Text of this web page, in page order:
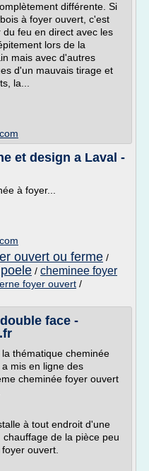
différente. Si
à foyer ouvert, c'est
feu en direct avec les
lors de la
mais avec d'autres
d'un mauvais tirage et
la...
et design a Laval -
à foyer...
ouvert ou ferme /
/ cheminee foyer
foyer ouvert /
face -
thématique cheminée
mis en ligne des
cheminée foyer ouvert
à tout endroit d'une
de la pièce peu
ouvert.